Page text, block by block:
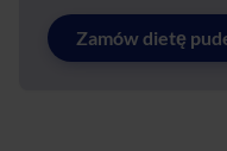
Zamów dietę